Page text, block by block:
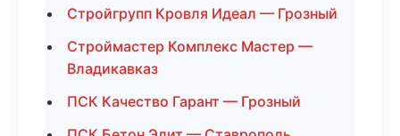
Стройгрупп Кровля Идеал — Грозный
Строймастер Комплекс Мастер —
Владикавказ
ПСК Качество Гарант — Грозный